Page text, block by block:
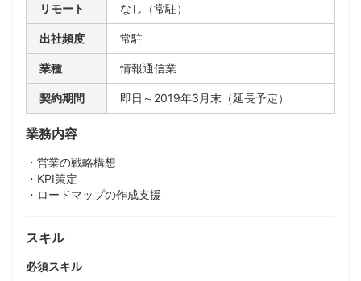
リモート なし（常駐）
出社頻度 常駐
業種 情報通信業
契約期間 即日～2019年3月末（延長予定）
業務内容
・営業の戦略構想
・KPI策定
・ロードマップの作成支援
スキル
必須スキル